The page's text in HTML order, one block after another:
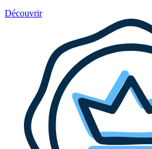
Découvrir